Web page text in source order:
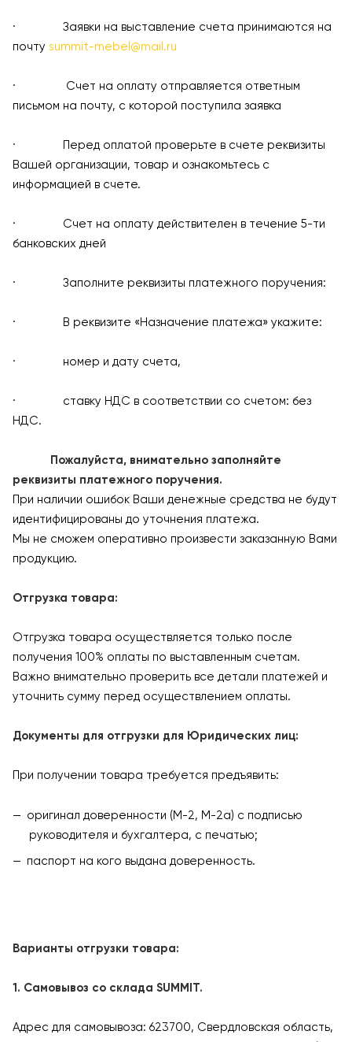
· Заявки на выставление счета принимаются на
почту summit-mebel@mail.ru
· Счет на оплату отправляется ответным
письмом на почту, с которой поступила заявка
· Перед оплатой проверьте в счете реквизиты
Вашей организации, товар и ознакомьтесь с
информацией в счете.
· Счет на оплату действителен в течение 5-ти
банковских дней
· Заполните реквизиты платежного поручения:
· В реквизите «Назначение платежа» укажите:
· номер и дату счета,
· ставку НДС в соответствии со счетом: без
НДС.
Пожалуйста, внимательно заполняйте
реквизиты платежного поручения.
При наличии ошибок Ваши денежные средства не будут
идентифицированы до уточнения платежа.
Мы не сможем оперативно произвести заказанную Вами
продукцию.
Отгрузка товара:
Отгрузка товара осуществляется только после
получения 100% оплаты по выставленным счетам.
Важно внимательно проверить все детали платежей и
уточнить сумму перед осуществлением оплаты.
Документы для отгрузки для Юридических лиц:
При получении товара требуется предъявить:
оригинал доверенности (М-2, М-2а) с подписью
руководителя и бухгалтера, с печатью;
паспорт на кого выдана доверенность.
Варианты отгрузки товара:
1. Самовывоз со склада SUMMIT.
Адрес для самовывоза: 623700, Свердловская область,